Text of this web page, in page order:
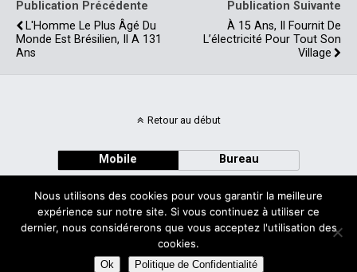
Publication Précédente
L'Homme Le Plus Âgé Du
Monde Est Brésilien, Il A 131
Ans
Publication Suivante
À 15 Ans, Il Fournit De
L’électricité Pour Tout Son
Village
Retour au début
Mobile Bureau
Avec
WPtouch Mobile Suite for WordPress
Nous utilisons des cookies pour vous garantir la meilleure
expérience sur notre site. Si vous continuez à utiliser ce
dernier, nous considérerons que vous acceptez l'utilisation des
cookies.
Ok Politique de Confidentialité